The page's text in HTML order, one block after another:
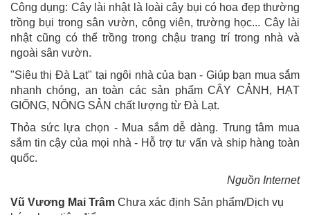
Công dụng: Cây lài nhật là loài cây bụi có hoa đẹp thường
trồng bụi trong sân vườn, công viên, trường học... Cây lài
nhật cũng có thể trồng trong chậu trang trí trong nhà và
ngoài sân vườn.
"Siêu thị Đà Lạt" tại ngôi nhà của bạn - Giúp bạn mua sắm
nhanh chóng, an toàn các sản phẩm CÂY CẢNH, HẠT
GIỐNG, NÔNG SẢN chất lượng từ Đà Lạt.
Thỏa sức lựa chọn - Mua sắm dễ dàng. Trung tâm mua
sắm tin cậy của mọi nhà - Hỗ trợ tư vấn và ship hàng toàn
quốc.
Nguồn Internet
Vũ Vương Mai Trâm Chưa xác định Sản phẩm/Dịch vụ